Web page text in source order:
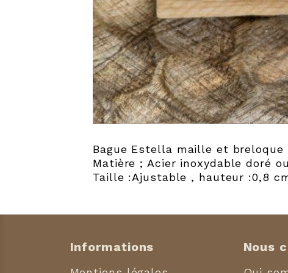
Bague Estella maille et breloque
Matière ; Acier inoxydable doré
Taille :Ajustable , hauteur :0,8
Informations Nous